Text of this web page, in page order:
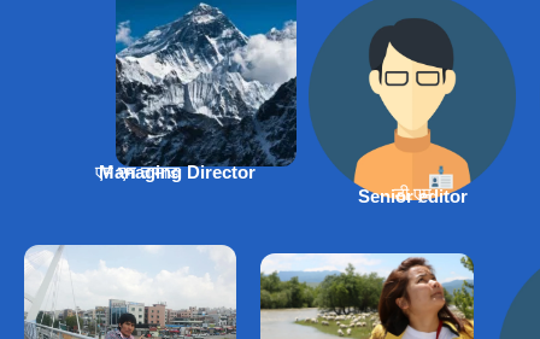
Managing Director
एम एम तामाङ
Senior editor
डी.एम